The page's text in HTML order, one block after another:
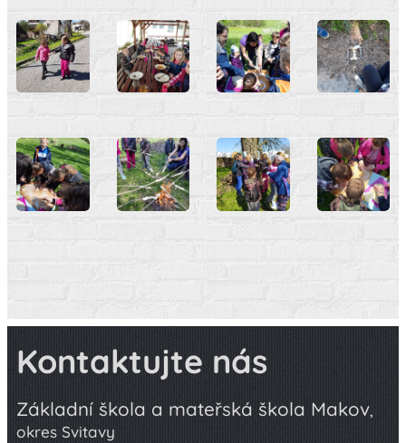
Kontaktujte nás
Základní škola a mateřská škola Makov,
okres Svitavy